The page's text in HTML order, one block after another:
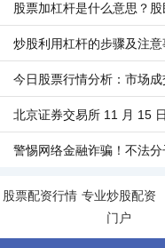
股票加杠杆是什么意思？
炒股利用杠杆的步骤及注意
今日股票行情分析：市场
北京证券交易所 11 月 15
警惕网络金融诈骗！不法
股票配资行情 专业炒股配资
门户